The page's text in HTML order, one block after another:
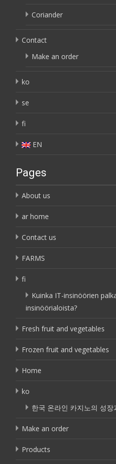
Coriander
Contact
Make an order
ko
se
fi
EN
Pages
About us
ar home
Contact us
FARMS
fi
Kuinka IT-insinöörien
insinöörialoista?
Fresh fruit and vegetables
Frozen fruit and vegetables
Home
ko
한국 온라인 카지노의 성장
Make an order
Products